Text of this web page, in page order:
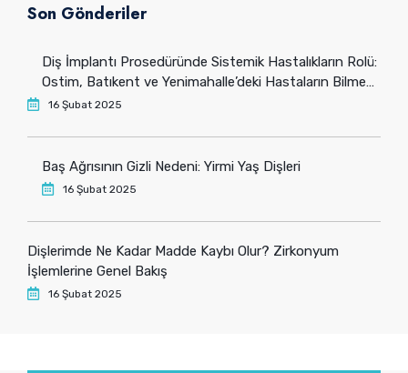
Son Gönderiler
Diş İmplantı Prosedüründe Sistemik Hastalıkların Rolü:
Ostim, Batıkent ve Yenimahalle’deki Hastaların Bilmesi
Gerekenler
16 Şubat 2025
Baş Ağrısının Gizli Nedeni: Yirmi Yaş Dişleri
16 Şubat 2025
Dişlerimde Ne Kadar Madde Kaybı Olur? Zirkonyum
İşlemlerine Genel Bakış
16 Şubat 2025